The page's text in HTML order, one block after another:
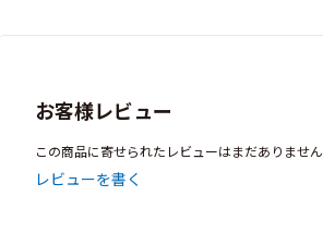
お客様レビュー
この商品に寄せられたレビューはまだありません
レビューを書く